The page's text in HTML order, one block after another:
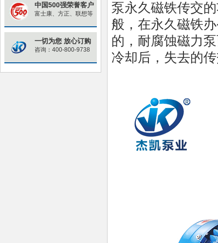
中国500强荣誉客户
富士康、方正、联想等
一切为您 放心订购
咨询：400-800-9738
泵永久磁铁传交
般，在永久磁铁
的，耐腐蚀磁力
冷却后，失去的